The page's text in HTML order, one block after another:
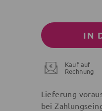
IN
Kauf auf
Rechnung
Lieferung
bei